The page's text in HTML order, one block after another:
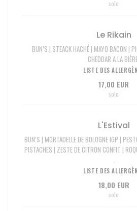
solo
Le Rikain
BUN’S | STEACK HACHÉ | MAYO BACON |
CHEDDAR A LA
LISTE DES
17,00 EUR
solo
L'Estival
BUN’S | MORTADELLE DE BOLOGNE IGP |
PISTACHES | ZESTE DE CITRON CONFIT |
.
LISTE DES
18,00 EUR
solo